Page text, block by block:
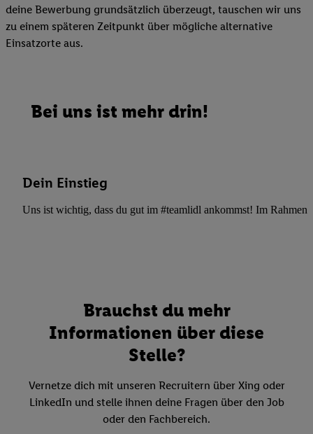
deine Bewerbung grundsätzlich überzeugt, tauschen wir uns
zu einem späteren Zeitpunkt über mögliche alternative
Einsatzorte aus.
Bei uns ist mehr drin!
Dein Einstieg
Uns ist wichtig, dass du gut im #teamlidl ankommst! Im Rahmen
Brauchst du mehr
Informationen über diese
Stelle?
Vernetze dich mit unseren Recruitern über Xing oder
LinkedIn und stelle ihnen deine Fragen über den Job
oder den Fachbereich.